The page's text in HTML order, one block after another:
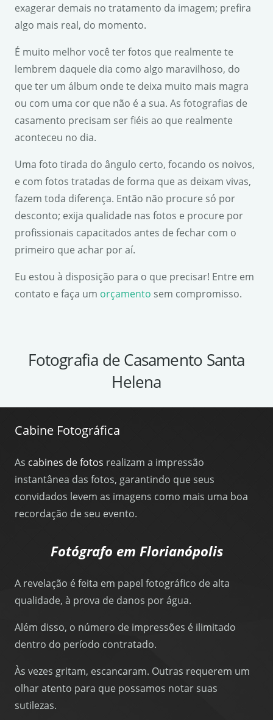
exagerar demais no tratamento da imagem; prefira
algo mais real, do momento.
É muito melhor você ter fotos que realmente te
lembrem daquele dia como algo maravilhoso, do
que ter um álbum onde te deixa muito mais magra
ou com uma cor que não é a sua. As fotografias de
casamento precisam ser fiéis ao que realmente
aconteceu no dia.
Uma foto tirada do ângulo certo, focando os noivos,
e com fotos tratadas de forma que as deixam vivas,
fazem toda diferença. Então não procure só por
desconto; exija qualidade nas fotos e procure por
profissionais capacitados antes de fechar com o
primeiro que achar por aí.
Eu estou à disposição para o que precisar! Entre em
contato e faça um orçamento sem compromisso.
Fotografia de Casamento Santa
Helena
Cabine Fotográfica
As cabines de fotos realizam a impressão
instantânea das fotos, garantindo que seus
convidados levem as imagens como mais uma boa
recordação de seu evento.
Fotógrafo em Florianópolis
A revelação é feita em papel fotográfico de alta
qualidade, à prova de danos por água.
Além disso, o número de impressões é ilimitado
dentro do período contratado.
Às vezes gritam, escancaram. Outras requerem um
olhar atento para que possamos notar suas
sutilezas.